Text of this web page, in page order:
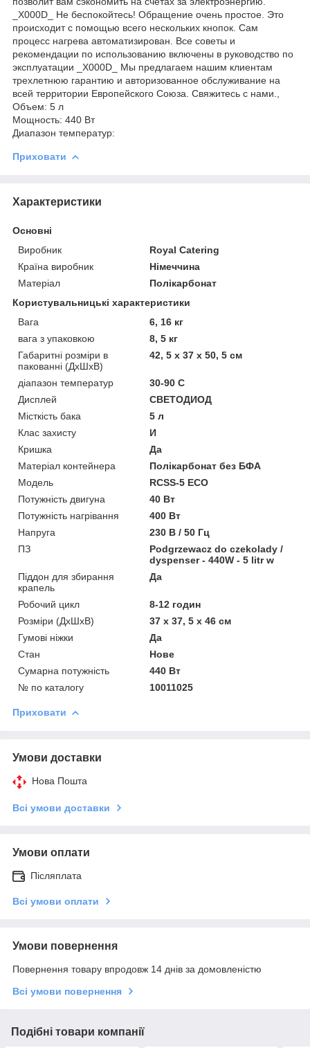
_X000D_ Не беспокойтесь! Обращение очень простое. Это
происходит с помощью всего нескольких кнопок. Сам
процесс нагрева автоматизирован. Все советы и
рекомендации по использованию включены в руководство по
эксплуатации _X000D_ Мы предлагаем нашим клиентам
трехлетнюю гарантию и авторизованное обслуживание на
всей территории Европейского Союза. Свяжитесь с нами.,
Объем: 5 л
Мощность: 440 Вт
Диапазон температур:
Приховати
Характеристики
Основні
Виробник
Royal Catering
Країна виробник
Німеччина
Матеріал
Полікарбонат
Користувальницькі характеристики
Вага
6, 16 кг
вага з упаковкою
8, 5 кг
Габаритні розміри в
пакованні (ДхШхВ)
42, 5 x 37 x 50, 5 см
діапазон температур
30-90 С
Дисплей
СВЕТОДИОД
Місткість бака
5 л
Клас захисту
И
Кришка
Да
Матеріал контейнера
Полікарбонат без БФА
Мoдель
RCSS-5 ECO
Потужність двигуна
40 Вт
Потужність нагрівання
400 Вт
Напруга
230 В / 50 Гц
ПЗ
Podgrzewacz do czekolady /
dyspenser - 440W - 5 litr w
Піддон для збирання
крапель
Да
Робочий цикл
8-12 годин
Розміри (ДхШхВ)
37 х 37, 5 х 46 см
Гумові ніжки
Да
Стан
Нове
Сумарна потужність
440 Вт
№ по каталогу
10011025
Приховати
Умови доставки
Нова Пошта
Всі умови доставки
Умови оплати
Післяплата
Всі умови оплати
Умови повернення
Повернення товару впродовж 14 днів за домовленістю
Всі умови повернення
Подібні товари компанії